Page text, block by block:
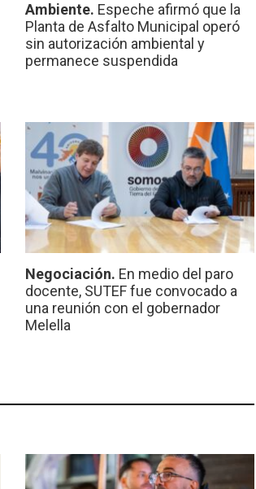
Ambiente. Espeche afirmó que la
Planta de Asfalto Municipal operó
sin autorización ambiental y
permanece suspendida
Negociación. En medio del paro
docente, SUTEF fue convocado a
una reunión con el gobernador
Melella